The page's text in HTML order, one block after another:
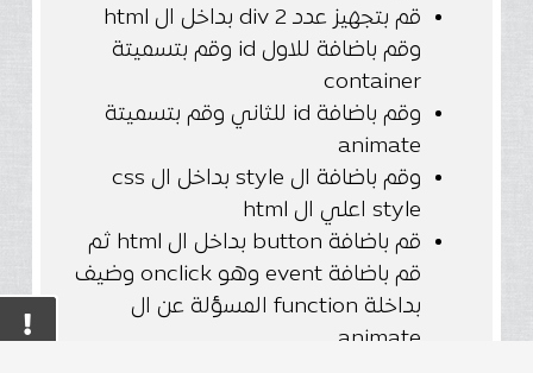
قم بتجهيز عدد 2 div بداخل ال html
وقم باضافة للاول id وقم بتسميتة
container
وقم باضافة id للثاني وقم بتسميتة
animate
وقم باضافة ال style بداخل ال css
style اعلي ال html
قم باضافة button بداخل ال html ثم
قم باضافة event وهو onclick وضيف
بداخلة function المسؤلة عن ال
animate